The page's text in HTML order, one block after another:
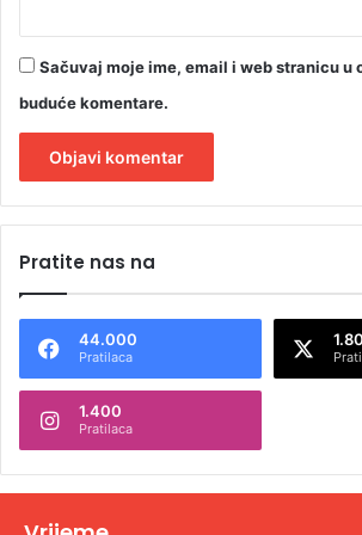
Sačuvaj moje ime, email i web stranicu u
buduće komentare.
t
n
t
v
Pratite nas na
44.000
Pratilaca
1.400
Pratilaca